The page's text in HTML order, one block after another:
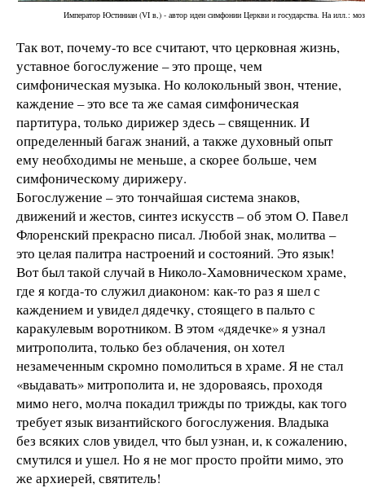
Император Юстиниан (VI в,) - автор идеи симфонии Церкви и государства. На илл.:
Так вот, почему-то все считают, что церковная жизнь,
уставное богослужение – это проще, чем
симфоническая музыка. Но колокольный звон, чтение,
каждение – это все та же самая симфоническая
партитура, только дирижер здесь – священник. И
определенный багаж знаний, а также духовный опыт
ему необходимы не меньше, а скорее больше, чем
симфоническому дирижеру.
Богослужение – это тончайшая система знаков,
движений и жестов, синтез искусств – об этом О. Павел
Флоренский прекрасно писал. Любой знак, молитва –
это целая палитра настроений и состояний. Это язык!
Вот был такой случай в Николо-Хамовническом храме,
где я когда-то служил диаконом: как-то раз я шел с
каждением и увидел дядечку, стоящего в пальто с
каракулевым воротником. В этом «дядечке» я узнал
митрополита, только без облачения, он хотел
незамеченным скромно помолиться в храме. Я не стал
«выдавать» митрополита и, не здороваясь, проходя
мимо него, молча покадил трижды по трижды, как того
требует язык византийского богослужения. Владыка
без всяких слов увидел, что был узнан, и, к сожалению,
смутился и ушел. Но я не мог просто пройти мимо, это
же архиерей, святитель!